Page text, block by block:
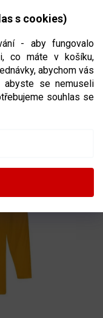
s cookies)
- aby fungovalo
co máte v košíku,
abychom vás
abyste se nemuseli
souhlas se
NÁKUPNÍ
CCM 5000